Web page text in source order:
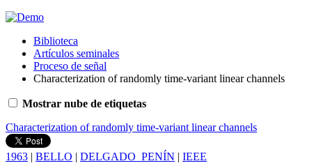
Biblioteca
Artículos seminales
Proceso de señal
Characterization of randomly time-variant linear channels
Mostrar nube de etiquetas
Characterization of randomly time-variant linear channels
1963 | BELLO | DELGADO_PENÍN | IEEE